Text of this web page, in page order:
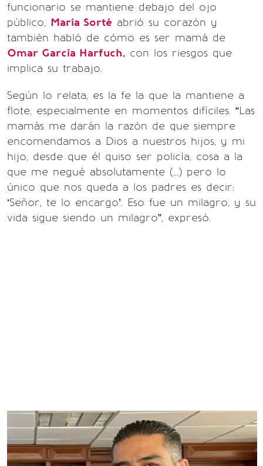
funcionario se mantiene debajo del ojo
público, María Sorté abrió su corazón y
también habló de cómo es ser mamá de
Omar García Harfuch, con los riesgos que
implica su trabajo.
Según lo relata, es la fe la que la mantiene a
flote, especialmente en momentos difíciles. “Las
mamás me darán la razón de que siempre
encomendamos a Dios a nuestros hijos, y mi
hijo, desde que él quiso ser policía, cosa a la
que me negué absolutamente (...) pero lo
único que nos queda a los padres es decir:
‘Señor, te lo encargo’. Eso fue un milagro, y su
vida sigue siendo un milagro”, expresó.